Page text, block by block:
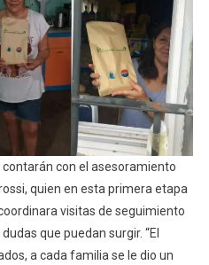
con el asesoramiento
quien en esta primera etapa
visitas de seguimiento
que puedan surgir. “El
a cada familia se le dio un